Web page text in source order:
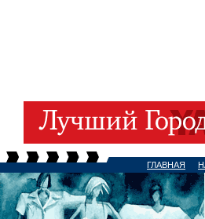
ГЛАВНАЯ